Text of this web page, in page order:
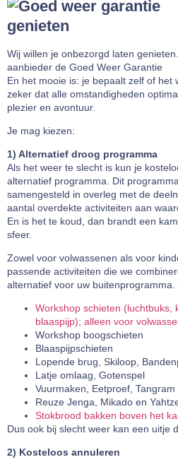
genieten
Wij willen je onbezorgd laten
aanbieder de Goed Weer Garantie
En het mooie is: je bepaalt zelf of het
zeker dat alle omstandigheden
plezier en avontuur.
Je mag kiezen:
1) Alternatief droog programma
Als het weer te slecht is kun je
alternatief programma. Dit
samengesteld in overleg met de
aantal overdekte activiteiten aan
En is het te koud, dan brandt een
sfeer.
Zowel voor volwassenen als voor
passende activiteiten die we
alternatief voor uw
Workshop schieten (luchtbuks,
blaaspijp); alleen voor
Workshop boogschieten
Blaaspijpschieten
Lopende brug, Skiloop,
Latje omlaag, Gotenspel
Vuurmaken, Eetproef, Tangram
Reuze Jenga, Mikado en
Stokbrood bakken boven het
Dus ook bij slecht weer kan een uitje
2) Kosteloos annuleren